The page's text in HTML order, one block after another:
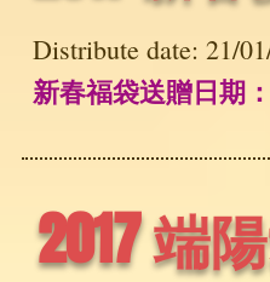
Distribute date: 21/
新春福袋送贈日期
2017 端